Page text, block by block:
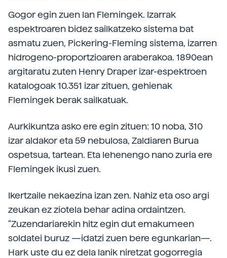
Gogor egin zuen lan Flemingek. Izarrak
espektroaren bidez sailkatzeko sistema bat
asmatu zuen, Pickering-Fleming sistema, izarren
hidrogeno-proportzioaren araberakoa. 1890ean
argitaratu zuten Henry Draper izar-espektroen
katalogoak 10.351 izar zituen, gehienak
Flemingek berak sailkatuak.
Aurkikuntza asko ere egin zituen: 10 noba, 310
izar aldakor eta 59 nebulosa, Zaldiaren Burua
ospetsua, tartean. Eta lehenengo nano zuria ere
Flemingek ikusi zuen.
Ikertzaile nekaezina izan zen. Nahiz eta oso argi
zeukan ez ziotela behar adina ordaintzen.
“Zuzendariarekin hitz egin dut emakumeen
soldatei buruz —idatzi zuen bere egunkarian—.
Hark uste du ez dela lanik niretzat gogorregia